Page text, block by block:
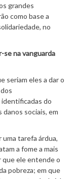
grandes
como base a
no
se na vanguarda
seriam eles a dar o
identificadas do
sociais, em
uma tarefa árdua,
a fome a mais
que ele entende o
pobreza; em que